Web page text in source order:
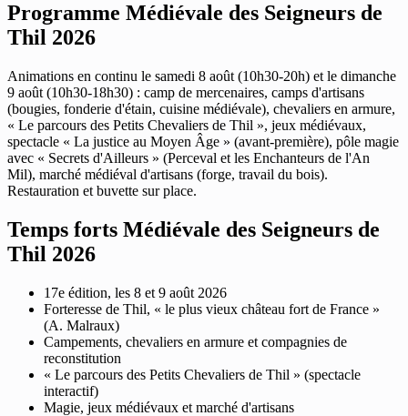
Programme Médiévale des Seigneurs de
Thil 2026
Animations en continu le samedi 8 août (10h30-20h) et le dimanche
9 août (10h30-18h30) : camp de mercenaires, camps d'artisans
(bougies, fonderie d'étain, cuisine médiévale), chevaliers en armure,
« Le parcours des Petits Chevaliers de Thil », jeux médiévaux,
spectacle « La justice au Moyen Âge » (avant-première), pôle magie
avec « Secrets d'Ailleurs » (Perceval et les Enchanteurs de l'An
Mil), marché médiéval d'artisans (forge, travail du bois).
Restauration et buvette sur place.
Temps forts Médiévale des Seigneurs de
Thil 2026
17e édition, les 8 et 9 août 2026
Forteresse de Thil, « le plus vieux château fort de France »
(A. Malraux)
Campements, chevaliers en armure et compagnies de
reconstitution
« Le parcours des Petits Chevaliers de Thil » (spectacle
interactif)
Magie, jeux médiévaux et marché d'artisans